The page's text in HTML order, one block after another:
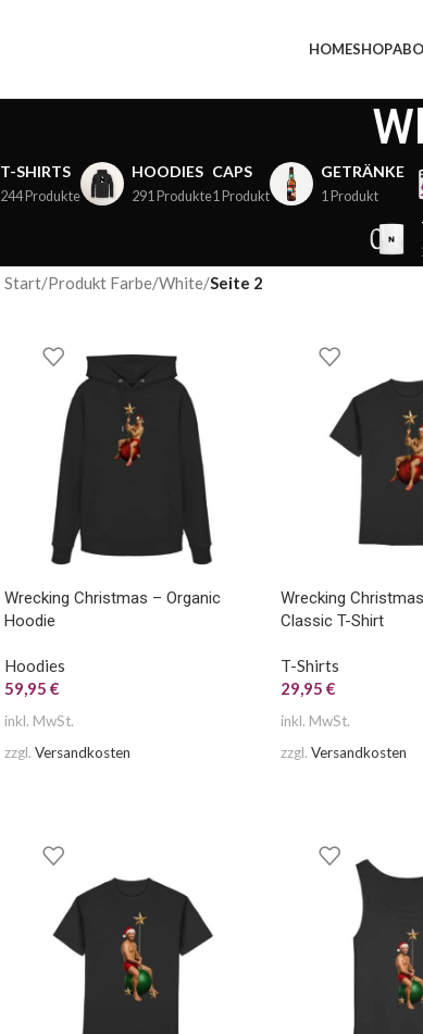
HOMESHOP
T-SHIRTS
244 Produkte
HOODIES
291 Produkte
CAPS
1 Produkt
GETRÄNKE
1 Produkt
Start/Produkt Farbe/White/Seite 2
Wrecking Christmas – Organic
Hoodie
Hoodies
59,95 €
inkl. MwSt.
zzgl. Versandkosten
Wrecking
Classic T-Shirt
T-Shirts
29,95€
inkl. MwSt.
zzgl.Versandkosten